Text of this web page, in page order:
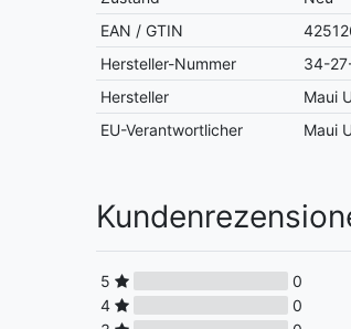
EAN / GTIN
Hersteller-Nummer
34-
Hersteller
Maui
EU-Verantwortlicher
Maui
5
0
4
0